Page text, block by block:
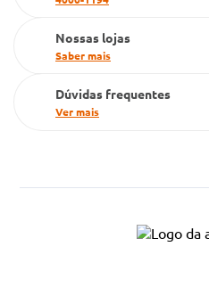
Televendas
Nossas lojas
Saber mais
Dúvidas frequentes
Ver mais